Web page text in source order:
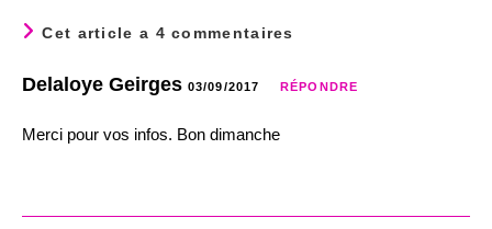
Cet article a 4 commentaires
Delaloye Geirges 03/09/2017 RÉPONDRE
Merci pour vos infos. Bon dimanche